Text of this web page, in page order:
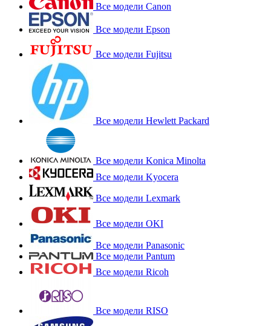
Все модели Canon
Все модели Epson
Все модели Fujitsu
Все модели Hewlett Packard
Все модели Konica Minolta
Все модели Kyocera
Все модели Lexmark
Все модели OKI
Все модели Panasonic
Все модели Pantum
Все модели Ricoh
Все модели RISO